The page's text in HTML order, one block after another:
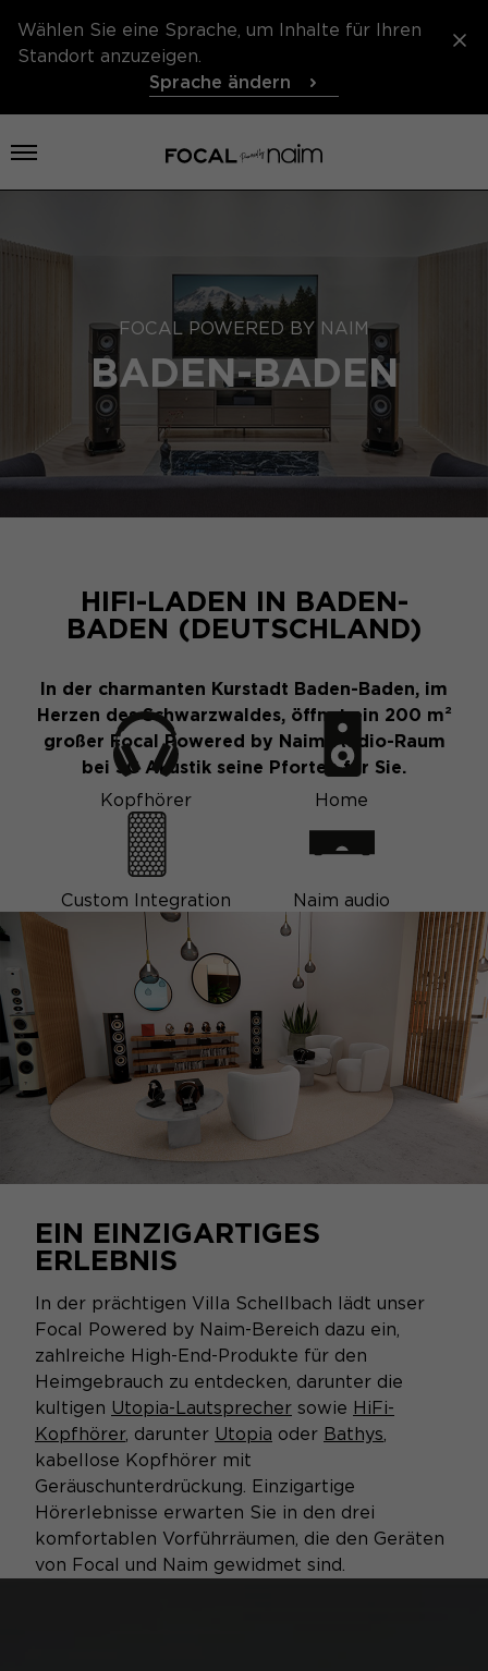
Wählen Sie eine Sprache, um Inhalte für Ihren
Standort anzuzeigen.
Sprache ändern
Menü öffnen
FOCAL POWERED BY NAIM
BADEN-BADEN
HIFI-LADEN IN BADEN-
BADEN (DEUTSCHLAND)
In der charmanten Kurstadt Baden-Baden, im
Herzen des Schwarzwaldes, öffnet ein 200 m²
großer Focal Powered by Naim-Audio-Raum
bei SG Akustik seine Pforten für Sie.
Kopfhörer
Home
Custom Integration Naim audio
EIN EINZIGARTIGES
ERLEBNIS
In der prächtigen Villa Schellbach lädt unser
Focal Powered by Naim-Bereich dazu ein,
zahlreiche High-End-Produkte für den
Heimgebrauch zu entdecken, darunter die
kultigen Utopia-Lautsprecher sowie HiFi-
Kopfhörer, darunter Utopia oder Bathys,
kabellose Kopfhörer mit
Geräuschunterdrückung. Einzigartige
Hörerlebnisse erwarten Sie in den drei
komfortablen Vorführräumen, die den Geräten
von Focal und Naim gewidmet sind.